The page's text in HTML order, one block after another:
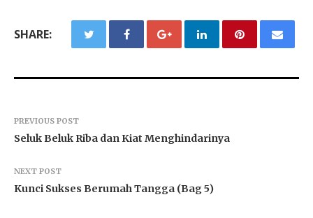
SHARE:
PREVIOUS POST
Seluk Beluk Riba dan Kiat Menghindarinya
NEXT POST
Kunci Sukses Berumah Tangga (Bag 5)